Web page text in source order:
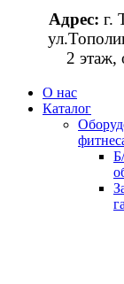
Адрес: г.
2 этаж,
О нас
Каталог